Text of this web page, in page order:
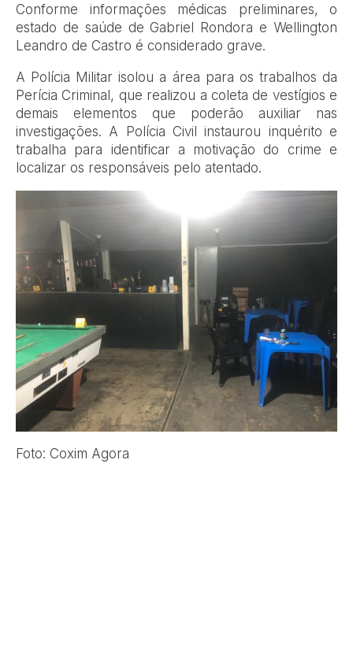
Conforme informações médicas preliminares, o
estado de saúde de Gabriel Rondora e Wellington
Leandro de Castro é considerado grave.
A Polícia Militar isolou a área para os trabalhos da
Perícia Criminal, que realizou a coleta de vestígios e
demais elementos que poderão auxiliar nas
investigações. A Polícia Civil instaurou inquérito e
trabalha para identificar a motivação do crime e
localizar os responsáveis pelo atentado.
Foto: Coxim Agora